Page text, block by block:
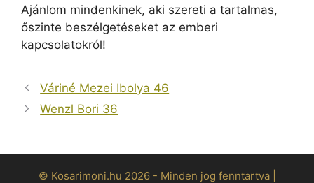
Ajánlom mindenkinek, aki szereti a tartalmas,
őszinte beszélgetéseket az emberi
kapcsolatokról!
Váriné Mezei Ibolya 46
Wenzl Bori 36
© Kosarimoni.hu 2026 - Minden jog fenntartva |